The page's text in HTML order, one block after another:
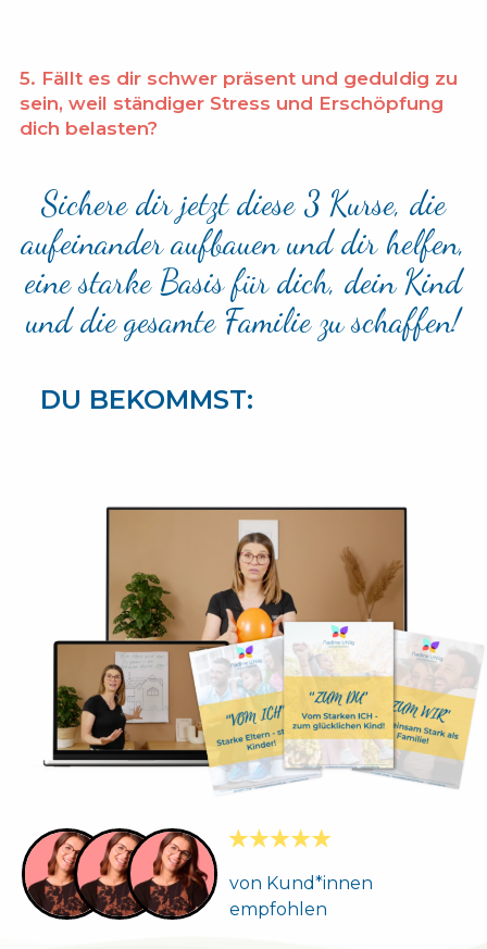
5. Fällt es dir schwer präsent und geduldig zu
sein, weil ständiger Stress und Erschöpfung
dich belasten?
Sichere dir jetzt diese 3 Kurse, die
aufeinander aufbauen und dir helfen,
eine starke Basis für dich, dein Kind
und die gesamte Familie zu schaffen!
DU BEKOMMST:
von Kund*innen
empfohlen